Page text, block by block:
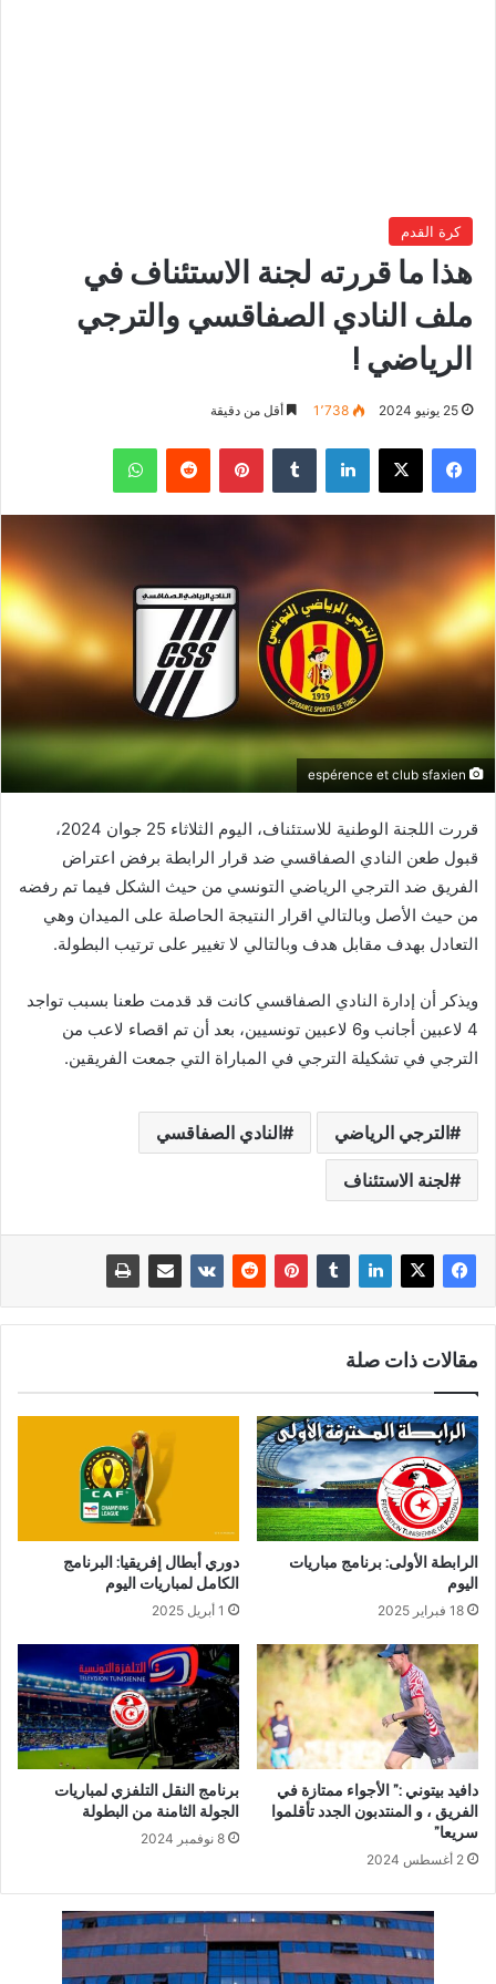
كرة القدم
هذا ما قررته لجنة الاستئناف في
ملف النادي الصفاقسي والترجي
الرياضي !
25 يونيو 2024 1٬738 أقل من دقيقة
فيسبوك ‫X لينكدإن بينتيريست واتساب
قررت اللجنة الوطنية للاستئناف، اليوم الثلاثاء 25 جوان 2024،
قبول طعن النادي الصفاقسي ضد قرار الرابطة برفض اعتراض
الفريق ضد الترجي الرياضي التونسي من حيث الشكل فيما تم رفضه
من حيث الأصل وبالتالي اقرار النتيجة الحاصلة على الميدان وهي
التعادل بهدف مقابل هدف وبالتالي لا تغيير على ترتيب البطولة.
ويذكر أن إدارة النادي الصفاقسي كانت قد قدمت طعنا بسبب تواجد
4 لاعبين أجانب و6 لاعبين تونسيين، بعد أن تم اقصاء لاعب من
الترجي في تشكيلة الترجي في المباراة التي جمعت الفريقين.
الترجي الرياضي النادي الصفاقسي
لجنة الاستئناف
مقالات ذات صلة
الرابطة الأولى: برنامج مباريات
اليوم
18 فبراير 2025
دوري أبطال إفريقيا: البرنامج
الكامل لمباريات اليوم
1 أبريل 2025
دافيد بيتوني :” الأجواء ممتازة في
الفريق ، و المنتدبون الجدد تأقلموا
سريعا”
2 أغسطس 2024
برنامج النقل التلفزي لمباريات
الجولة الثامنة من البطولة
8 نوفمبر 2024